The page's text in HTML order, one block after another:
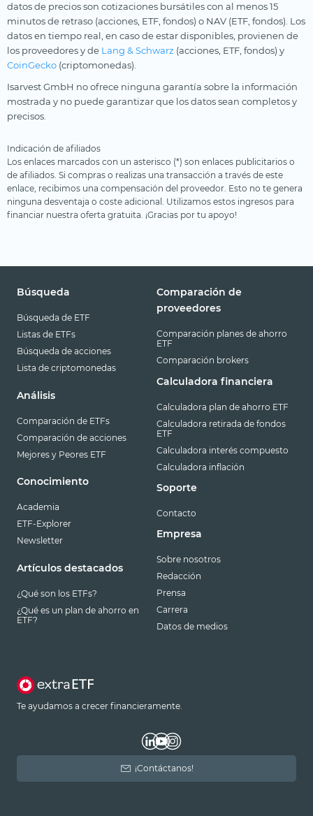
datos de precios son cotizaciones bursátiles con al menos 15
minutos de retraso (acciones, ETF, fondos) o NAV (ETF, fondos). Los
datos en tiempo real, en caso de estar disponibles, provienen de
los proveedores y de Lang & Schwarz (acciones, ETF, fondos) y
CoinGecko (criptomonedas).
Isarvest GmbH no ofrece ninguna garantía sobre la información
mostrada y no puede garantizar que los datos sean completos y
precisos.
Indicación de afiliados
Los enlaces marcados con un asterisco (*) son enlaces publicitarios o
de afiliados. Si compras o realizas una transacción a través de este
enlace, recibimos una compensación del proveedor. Esto no te genera
ninguna desventaja o coste adicional. Utilizamos estos ingresos para
financiar nuestra oferta gratuita. ¡Gracias por tu apoyo!
Búsqueda
Búsqueda de ETF
Listas de ETFs
Búsqueda de acciones
Lista de criptomonedas
Análisis
Comparación de ETFs
Comparación de acciones
Mejores y Peores ETF
Conocimiento
Academia
ETF-Explorer
Newsletter
Artículos destacados
¿Qué son los ETFs?
¿Qué es un plan de ahorro en
ETF?
Comparación de
proveedores
Comparación planes de ahorro
ETF
Comparación brokers
Calculadora financiera
Calculadora plan de ahorro ETF
Calculadora retirada de fondos
ETF
Calculadora interés compuesto
Calculadora inflación
Soporte
Contacto
Empresa
Sobre nosotros
Redacción
Prensa
Carrera
Datos de medios
Te ayudamos a crecer financieramente.
¡Contáctanos!